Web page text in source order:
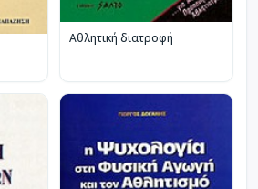
Αθλητική διατροφή